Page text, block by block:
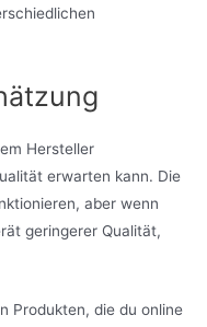
Hersteller
erwarten kann. Die
aber wenn
geringerer Qualität,
Produkten, die du online